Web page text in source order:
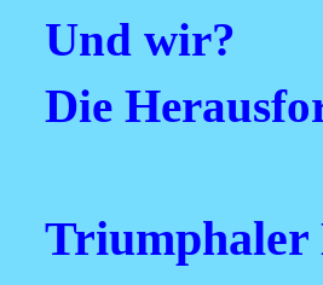
Und wir?
Die
Triumphaler